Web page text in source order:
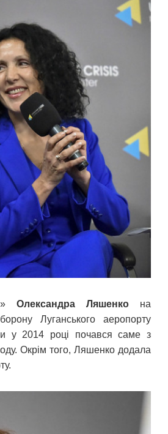
Олександра Ляшенкона
Луганського аеропорту
у 2014 році почався саме з
Окрім того, Ляшенко додала